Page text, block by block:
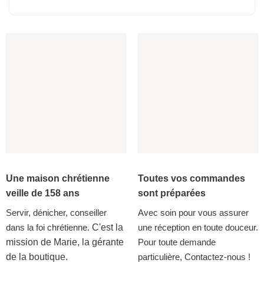
Une maison chrétienne
veille de 158 ans
Servir, dénicher, conseiller
dans la foi chrétienne. C'est la
mission de Marie, la gérante
de la boutique.
Toutes vos commandes
sont préparées
Avec soin pour vous assurer
une réception en toute douceur.
Pour toute demande
particulière, Contactez-nous !